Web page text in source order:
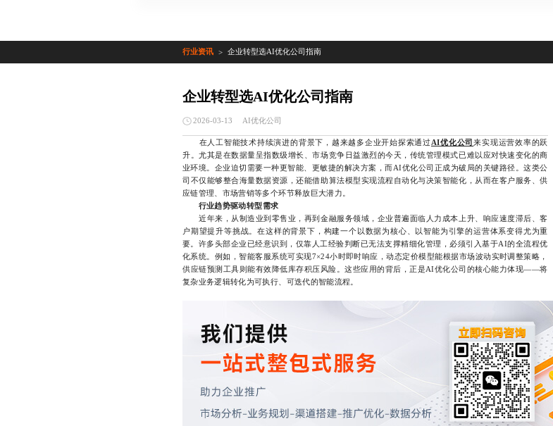
行业资讯 > 企业转型选AI优化公司指南
企业转型选AI优化公司指南
2026-03-13 AI优化公司
在人工智能技术持续演进的背景下，越来越多企业开始探索通过AI优化公司来实现运营效率的跃
升。尤其是在数据量呈指数级增长、市场竞争日益激烈的今天，传统管理模式已难以应对快速变化的商
业环境。企业迫切需要一种更智能、更敏捷的解决方案，而AI优化公司正成为破局的关键路径。这类公
司不仅能够整合海量数据资源，还能借助算法模型实现流程自动化与决策智能化，从而在客户服务、供
应链管理、市场营销等多个环节释放巨大潜力。
行业趋势驱动转型需求
近年来，从制造业到零售业，再到金融服务领域，企业普遍面临人力成本上升、响应速度滞后、客
户期望提升等挑战。在这样的背景下，构建一个以数据为核心、以智能为引擎的运营体系变得尤为重
要。许多头部企业已经意识到，仅靠人工经验判断已无法支撑精细化管理，必须引入基于AI的全流程优
化系统。例如，智能客服系统可实现7×24小时即时响应，动态定价模型能根据市场波动实时调整策略，
供应链预测工具则能有效降低库存积压风险。这些应用的背后，正是AI优化公司的核心能力体现——将
复杂业务逻辑转化为可执行、可迭代的智能流程。